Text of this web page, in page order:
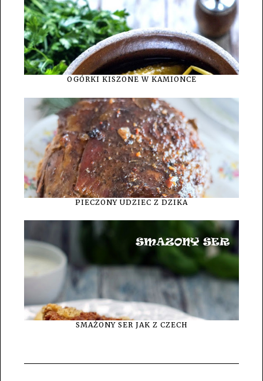
OGÓRKI KISZONE W KAMIONCE
PIECZONY UDZIEC Z DZIKA
SMAŻONY SER JAK Z CZECH